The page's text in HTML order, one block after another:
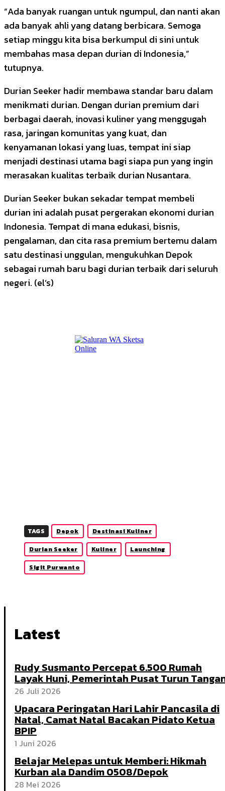
“Ada banyak ruangan untuk ngumpul, dan nanti akan
ada banyak ahli yang datang berbicara. Semoga
setiap minggu kita bisa berkumpul di sini untuk
membahas masa depan durian di Indonesia,”
tutupnya.
Durian Seeker hadir membawa standar baru dalam
menikmati durian. Dengan durian premium dari
berbagai daerah, inovasi kuliner yang menggugah
rasa, jaringan komunitas yang kuat, dan
kenyamanan lokasi yang luas, tempat ini siap
menjadi destinasi utama bagi siapa pun yang ingin
merasakan kualitas terbaik durian Nusantara.
Durian Seeker bukan sekadar tempat membeli
durian ini adalah pusat pergerakan ekonomi durian
Indonesia. Tempat di mana edukasi, bisnis,
pengalaman, dan cita rasa premium bertemu dalam
satu destinasi unggulan, mengukuhkan Depok
sebagai rumah baru bagi durian terbaik dari seluruh
negeri. (el’s)
TAGS Depok
Destinasi Kuliner
Durian Seeker
Kuliner
Launching
Sigit Purwanto
Latest
Rudy Susmanto Percepat 6.500 Rumah
Layak Huni, Pemerintah Pusat Turun
26 Juli 2026
Upacara Peringatan Hari Lahir Pancasila di
Natal, Camat Natal Bacakan Pidato Ketua
BPIP
1 Juni 2026
Belajar Melepas untuk Memberi: Hikmah
Kurban ala Dandim 0508/Depok
28 Mei 2026